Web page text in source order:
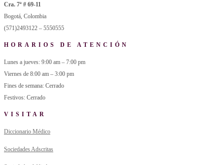
Cra. 7ª # 69-11
Bogotá, Colombia
(571)2493122 – 5550555
HORARIOS DE ATENCIÓN
Lunes a jueves: 9:00 am – 7:00 pm
Viernes de 8:00 am – 3:00 pm
Fines de semana: Cerrado
Festivos: Cerrado
VISITAR
Diccionario Médico
Sociedades Adscritas